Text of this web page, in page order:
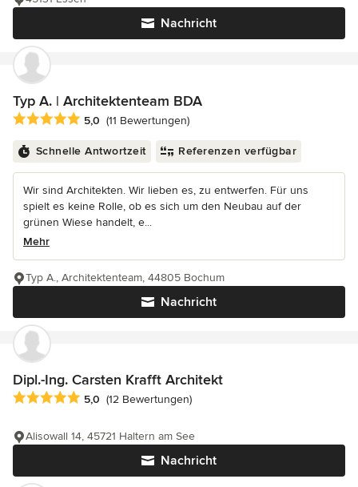
Nachricht
Typ A. | Architektenteam BDA
Durchschnittliche Bewertung: 5 von 5 Sternen
5,0 (11 Bewertungen)
Schnelle Antwortzeit Referenzen verfügbar
Wir sind Architekten. Wir lieben es, zu entwerfen. Für uns
spielt es keine Rolle, ob es sich um den Neubau auf der
grünen Wiese handelt, e...
Mehr
Nachricht
Typ A., Architektenteam, 44805 Bochum
Dipl.-Ing. Carsten Krafft Architekt
Durchschnittliche Bewertung: 5 von 5 Sternen
5,0 (12 Bewertungen)
Nachricht
Alisowall 14, 45721 Haltern am See